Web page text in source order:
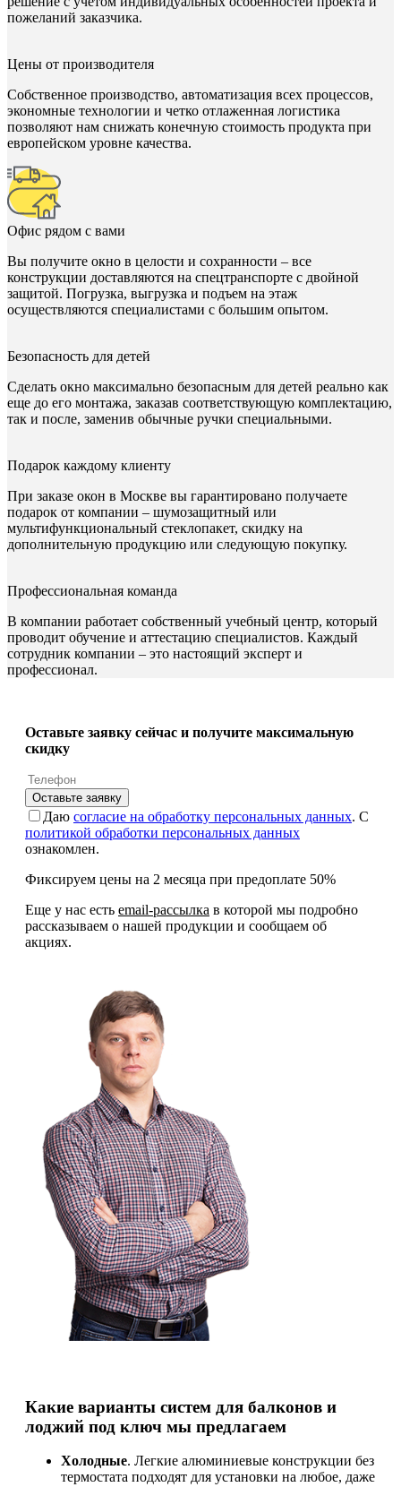
пожеланий заказчика.
Цены от производителя
Собственное производство, автоматизация всех процессов,
экономные технологии и четко отлаженная логистика
позволяют нам снижать конечную стоимость продукта при
европейском уровне качества.
Офис рядом с вами
Вы получите окно в целости и сохранности – все
конструкции доставляются на спецтранспорте с двойной
защитой. Погрузка, выгрузка и подъем на этаж
осуществляются специалистами с большим опытом.
Безопасность для детей
Сделать окно максимально безопасным для детей реально как
еще до его монтажа, заказав соответствующую комплектацию,
так и после, заменив обычные ручки специальными.
Подарок каждому клиенту
При заказе окон в Москве вы гарантировано получаете
подарок от компании – шумозащитный или
мультифункциональный стеклопакет, скидку на
дополнительную продукцию или следующую покупку.
Профессиональная команда
В компании работает собственный учебный центр, который
проводит обучение и аттестацию специалистов. Каждый
сотрудник компании – это настоящий эксперт и
профессионал.
Оставьте заявку сейчас и получите максимальную
скидку
Оставьте заявку
Даю согласие на обработку персональных данных. С
политикой обработки персональных данных
ознакомлен.
Фиксируем цены на 2 месяца при предоплате 50%
Еще у нас есть email-рассылка в которой мы подробно
рассказываем о нашей продукции и сообщаем об
акциях.
Какие варианты систем для балконов и
лоджий под ключ мы предлагаем
Холодные. Легкие алюминиевые конструкции без
термостата подходят для установки на любое, даже